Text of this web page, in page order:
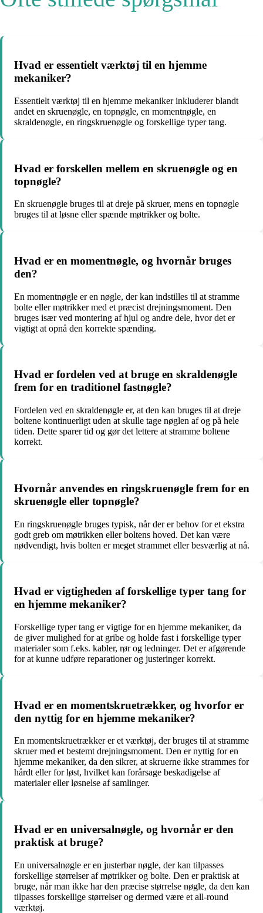
Hvad er essentielt værktøj til en hjemme
mekaniker?
Essentielt værktøj til en hjemme mekaniker inkluderer blandt
andet en skruenøgle, en topnøgle, en momentnøgle, en
skraldenøgle, en ringskruenøgle og forskellige typer tang.
Hvad er forskellen mellem en skruenøgle og en
topnøgle?
En skruenøgle bruges til at dreje på skruer, mens en topnøgle
bruges til at løsne eller spænde møtrikker og bolte.
Hvad er en momentnøgle, og hvornår bruges
den?
En momentnøgle er en nøgle, der kan indstilles til at stramme
bolte eller møtrikker med et præcist drejningsmoment. Den
bruges især ved montering af hjul og andre dele, hvor det er
vigtigt at opnå den korrekte spænding.
Hvad er fordelen ved at bruge en skraldenøgle
frem for en traditionel fastnøgle?
Fordelen ved en skraldenøgle er, at den kan bruges til at dreje
boltene kontinuerligt uden at skulle tage nøglen af og på hele
tiden. Dette sparer tid og gør det lettere at stramme boltene
korrekt.
Hvornår anvendes en ringskruenøgle frem for en
skruenøgle eller topnøgle?
En ringskruenøgle bruges typisk, når der er behov for et ekstra
godt greb om møtrikken eller boltens hoved. Det kan være
nødvendigt, hvis bolten er meget strammet eller besværlig at nå.
Hvad er vigtigheden af forskellige typer tang for
en hjemme mekaniker?
Forskellige typer tang er vigtige for en hjemme mekaniker, da
de giver mulighed for at gribe og holde fast i forskellige typer
materialer som f.eks. kabler, rør og ledninger. Det er afgørende
for at kunne udføre reparationer og justeringer korrekt.
Hvad er en momentskruetrækker, og hvorfor er
den nyttig for en hjemme mekaniker?
En momentskruetrækker er et værktøj, der bruges til at stramme
skruer med et bestemt drejningsmoment. Den er nyttig for en
hjemme mekaniker, da den sikrer, at skruerne ikke strammes for
hårdt eller for løst, hvilket kan forårsage beskadigelse af
materialer eller løsnelse af samlinger.
Hvad er en universalnøgle, og hvornår er den
praktisk at bruge?
En universalnøgle er en justerbar nøgle, der kan tilpasses
forskellige størrelser af møtrikker og bolte. Den er praktisk at
bruge, når man ikke har den præcise størrelse nøgle, da den kan
tilpasses forskellige størrelser og dermed være et all-round
værktøj.